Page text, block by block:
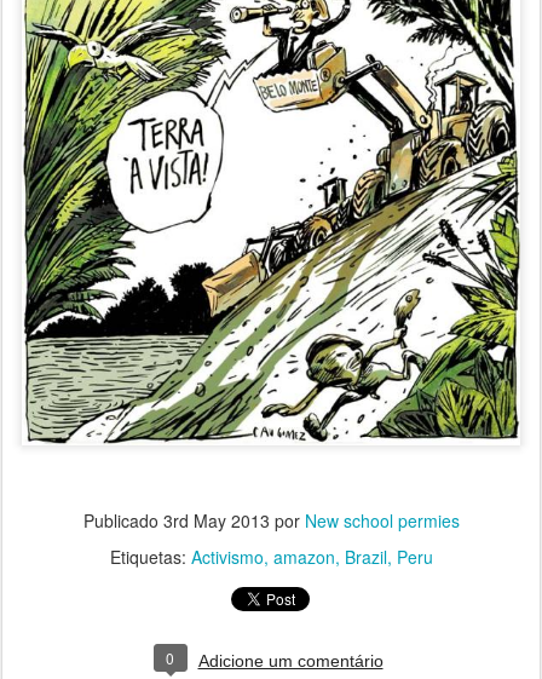
Publicado 3rd May 2013 por New school permies
Etiquetas: Activismo amazon Brazil Peru
0 Adicione um comentário